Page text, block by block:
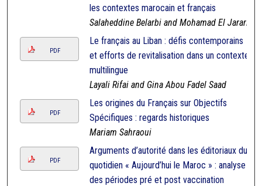
les contextes marocain et français
Salaheddine Belarbi and Mohamad El Jarari
PDF
Le français au Liban : défis contemporains
et efforts de revitalisation dans un contexte
multilingue
Layali Rifai and Gina Abou Fadel Saad
PDF
Les origines du Français sur Objectifs
Spécifiques : regards historiques
Mariam Sahraoui
PDF
Arguments d’autorité dans les éditoriaux du
quotidien « Aujourd’hui le Maroc » : analyse
des périodes pré et post vaccination